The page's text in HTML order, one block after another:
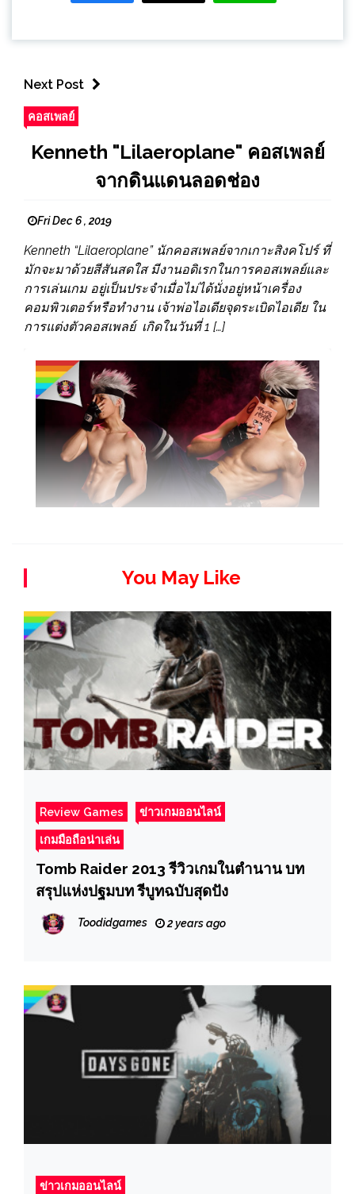
Next Post
คอสเพลย์
Kenneth "Lilaeroplane" คอสเพลย์
จากดินแดนลอดช่อง
Fri Dec 6 , 2019
Kenneth “Lilaeroplane” นักคอสเพลย์จากเกาะสิงคโปร์ ที่
มักจะมาด้วยสีสันสดใส มีงานอดิเรกในการคอสเพลย์และ
การเล่นเกม อยู่เป็นประจำเมื่อไม่ได้นั่งอยู่หน้าเครื่อง
คอมพิวเตอร์หรือทำงาน เจ้าพ่อไอเดียจุดระเบิดไอเดีย ใน
การแต่งตัวคอสเพลย์ เกิดในวันที่ 1 […]
You May Like
Review Games ข่าวเกมออนไลน์
เกมมือถือน่าเล่น
Tomb Raider 2013 รีวิวเกมในตำนาน บท
สรุปแห่งปฐมบท รีบูทฉบับสุดปัง
Toodidgames 2 years ago
ข่าวเกมออนไลน์